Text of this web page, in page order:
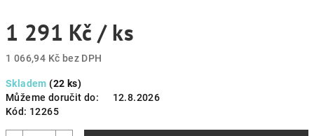
1 291 Kč / ks
1 066,94 Kč bez DPH
cena:
Skladem(22 ks)
Můžeme doručit do:
12.8.2026
Kód: 12265